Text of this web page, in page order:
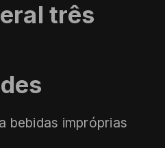
três
bebidas impróprias